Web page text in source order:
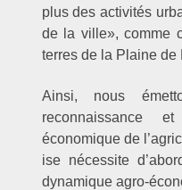
plus des activités
de la ville», comme
terres de la Plaine de
Ainsi, nous
reconnaissance
économique de
ise nécessite
dynamique agro-